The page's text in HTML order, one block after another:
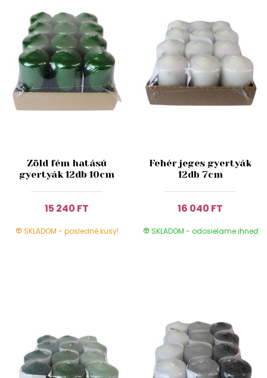
Zöld fém hatású
gyertyák 12db 10cm
15 240 FT
SKLADOM - posledné kusy!
Fehér jeges gyertyák
12db 7cm
16 040 FT
SKLADOM - odosielame ihneď